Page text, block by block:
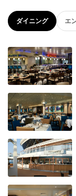
ダイニング エ